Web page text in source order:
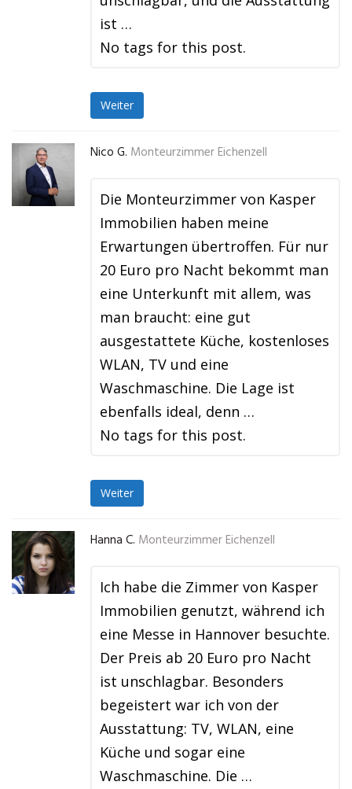
ist …
No tags for this post.
Weiter
Nico G. Monteurzimmer Eichenzell
Die Monteurzimmer von Kasper
Immobilien haben meine
Erwartungen übertroffen. Für nur
20 Euro pro Nacht bekommt man
eine Unterkunft mit allem, was
man braucht: eine gut
ausgestattete Küche, kostenloses
WLAN, TV und eine
Waschmaschine. Die Lage ist
ebenfalls ideal, denn …
No tags for this post.
Weiter
Hanna C. Monteurzimmer Eichenzell
Ich habe die Zimmer von Kasper
Immobilien genutzt, während ich
eine Messe in Hannover besuchte.
Der Preis ab 20 Euro pro Nacht
ist unschlagbar. Besonders
begeistert war ich von der
Ausstattung: TV, WLAN, eine
Küche und sogar eine
Waschmaschine. Die …